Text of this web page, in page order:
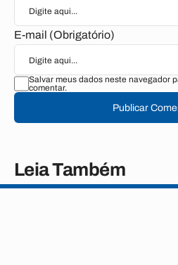
E-mail (Obrigatório)
Salvar meus dados neste navegador
comentar.
Publicar
Leia Também